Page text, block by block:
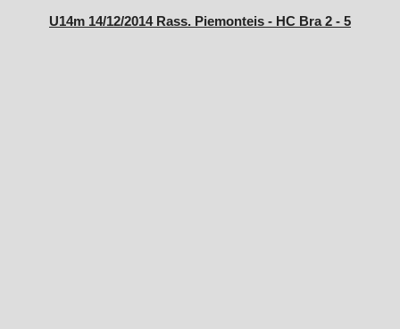
U14m 14/12/2014 Rass. Piemonteis - HC Bra 2 - 5